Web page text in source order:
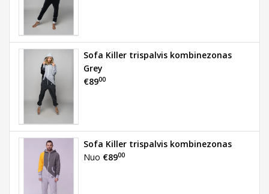
Sofa Killer trispalvis kombinezonas
Grey
€8900
Sofa Killer trispalvis kombinezonas
Nuo €8900